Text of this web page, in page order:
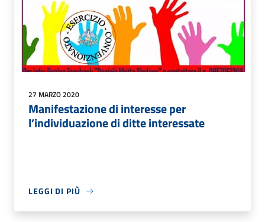
27 MARZO 2020
Manifestazione di interesse per
l’individuazione di ditte interessate
LEGGI DI PIÙ